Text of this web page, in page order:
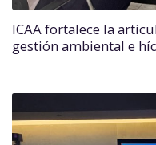
ICAA fortalece la
gestión ambiental e